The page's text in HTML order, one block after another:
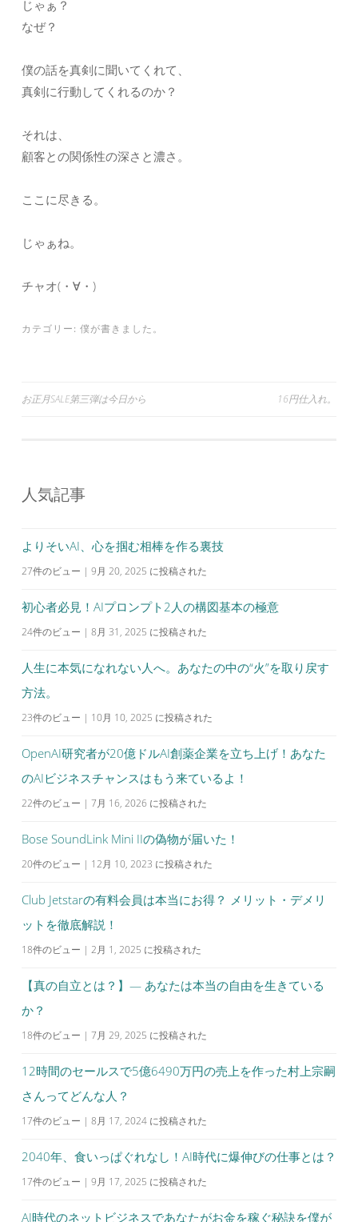
じゃぁ？
なぜ？
僕の話を真剣に聞いてくれて、
真剣に行動してくれるのか？
それは、
顧客との関係性の深さと濃さ。
ここに尽きる。
じゃぁね。
チャオ(・∀・)
カテゴリー: 僕が書きました。
投
ゲ
シ
ョ
お正月SALE第三弾は今日から 16円仕入れ。
人気記事
よりそいAI、心を掴む相棒を作る裏技
27件のビュー | 9月 20, 2025 に投稿された
初心者必見！AIプロンプト2人の構図基本の極意
24件のビュー | 8月 31, 2025 に投稿された
人生に本気になれない人へ。あなたの中の“火”を取り戻す
方法。
23件のビュー | 10月 10, 2025 に投稿された
OpenAI研究者が20億ドルAI創薬企業を立ち上げ！あなた
のAIビジネスチャンスはもう来ているよ！
22件のビュー | 7月 16, 2026 に投稿された
Bose SoundLink Mini IIの偽物が届いた！
20件のビュー | 12月 10, 2023 に投稿された
Club Jetstarの有料会員は本当にお得？ メリット・デメリ
ットを徹底解説！
18件のビュー | 2月 1, 2025 に投稿された
【真の自立とは？】— あなたは本当の自由を生きている
か？
18件のビュー | 7月 29, 2025 に投稿された
12時間のセールスで5億6490万円の売上を作った村上宗嗣
さんってどんな人？
17件のビュー | 8月 17, 2024 に投稿された
2040年、食いっぱぐれなし！AI時代に爆伸びの仕事とは？
17件のビュー | 9月 17, 2025 に投稿された
AI時代のネットビジネスであなたがお金を稼ぐ秘訣を僕が